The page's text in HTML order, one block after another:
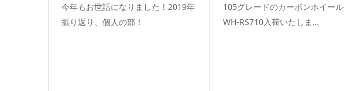
今年もお世話になりました！2019年
振り返り、個人の部！
105グレードのカーボンホイール
WH-RS710入荷いたしま…